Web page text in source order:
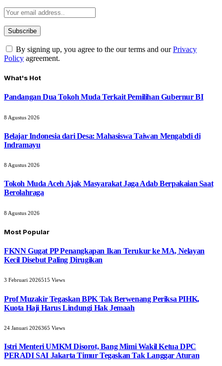
By signing up, you agree to the our terms and ourPrivacy
Policy agreement.
What's Hot
Pandangan Dua Tokoh Muda Terkait Pemilihan Gubernur BI
8 Agustus 2026
Belajar Indonesia dari Desa: Mahasiswa Taiwan Mengabdi di
Indramayu
8 Agustus 2026
Tokoh Muda Aceh Ajak Masyarakat Jaga Adab Berpakaian Saat
Berolahraga
8 Agustus 2026
Most Popular
FKNN Gugat PP Penangkapan Ikan Terukur ke MA, Nelayan
Kecil Disebut Paling Dirugikan
3 Februari 2026515 Views
Prof Muzakir Tegaskan BPK Tak Berwenang Periksa PIHK,
Kuota Haji Harus Lindungi Hak Jemaah
24 Januari 2026365 Views
Istri Menteri UMKM Disorot, Bang Mimi Wakil Ketua DPC
PERADI SAI Jakarta Timur Tegaskan Tak Langgar Aturan